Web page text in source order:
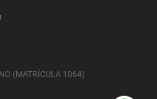
(MATRÍCULA 1064)